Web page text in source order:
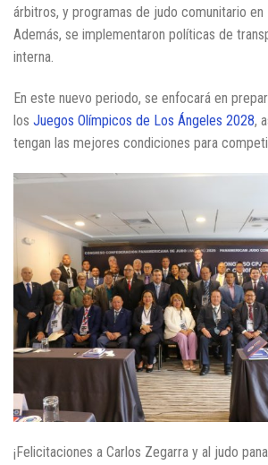
árbitros, y programas de judo comunitario en
Además, se implementaron políticas de
interna.
En este nuevo periodo, se enfocará en
los Juegos Olímpicos de Los Ángeles 2028,
tengan las mejores condiciones para
¡Felicitaciones a Carlos Zegarra y al judo